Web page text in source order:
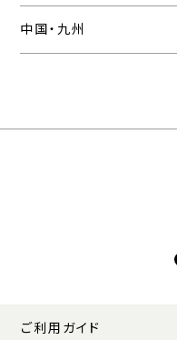
中国・九州
ご利用ガイド